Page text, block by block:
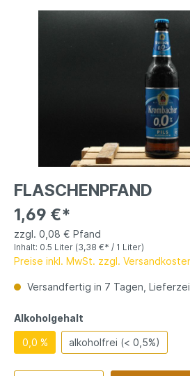
FLASCHENPFAND
1,69 €*
zzgl. 0,08 € Pfand
Inhalt: 0.5 Liter (3,38 €* / 1 Liter)
Preise inkl. MwSt. zzgl.
Versandfertig in 7 Tagen,
Alkoholgehalt
0,0 % alkoholfrei (< 0,5%)